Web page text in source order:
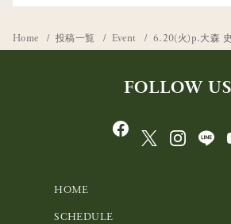
Home 投稿一覧 Event 6.20(火)p.大森
FOLLOW US
HOME
SCHEDULE